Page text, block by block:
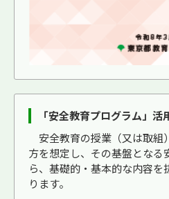
「安全教育プログラム」活
安全教育の授業（又は取組
方を想定し、その基盤となる
ら、基礎的・基本的な内容
ります。